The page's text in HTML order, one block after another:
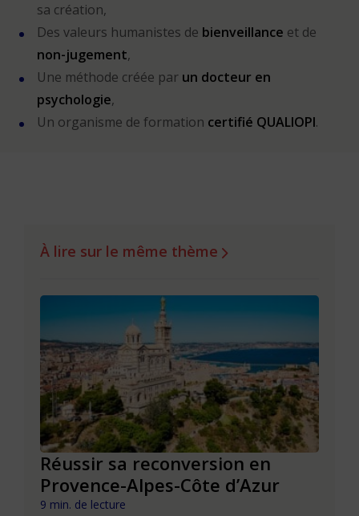
sa création,
Des valeurs humanistes de bienveillance et de
non-jugement,
Une méthode créée par un docteur en
psychologie,
Un organisme de formation certifié QUALIOPI.
À lire sur le même thème
Réussir sa reconversion en
Provence-Alpes-Côte d’Azur
9 min. de lecture